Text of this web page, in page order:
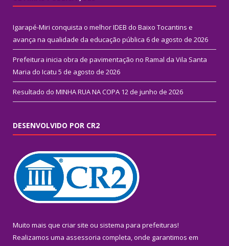
Igarapé-Miri conquista o melhor IDEB do Baixo Tocantins e
avança na qualidade da educação pública 6 de agosto de 2026
Prefeitura inicia obra de pavimentação no Ramal da Vila Santa
Maria do Icatu 5 de agosto de 2026
Resultado do MINHA RUA NA COPA 12 de junho de 2026
DESENVOLVIDO POR CR2
Muito mais que criar site ou sistema para prefeituras!
Realizamos uma assessoria completa, onde garantimos em